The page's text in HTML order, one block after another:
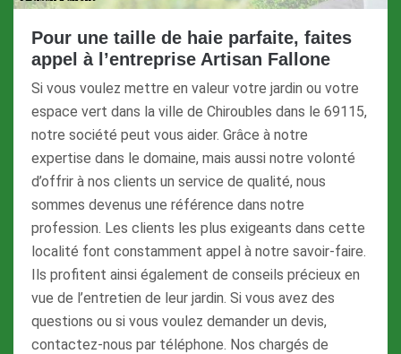
Pour une taille de haie parfaite, faites
appel à l’entreprise Artisan Fallone
Si vous voulez mettre en valeur votre jardin ou votre
espace vert dans la ville de Chiroubles dans le 69115,
notre société peut vous aider. Grâce à notre
expertise dans le domaine, mais aussi notre volonté
d’offrir à nos clients un service de qualité, nous
sommes devenus une référence dans notre
profession. Les clients les plus exigeants dans cette
localité font constamment appel à notre savoir-faire.
Ils profitent ainsi également de conseils précieux en
vue de l’entretien de leur jardin. Si vous avez des
questions ou si vous voulez demander un devis,
contactez-nous par téléphone. Nos chargés de